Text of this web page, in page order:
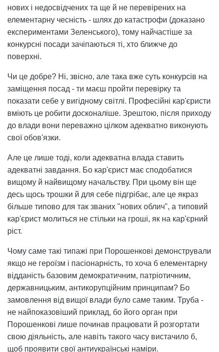
нових і недосвідчених та ще й не перевірених на
елементарну чесність - шлях до катастрофи (доказано
експериментами Зеленського), тому найчастіше за
конкурсні посади зачіпаються ті, хто ближче до
поверхні.
Чи це добре? Ні, звісно, але така вже суть конкурсів на
заміщення посад - ти маєш пройти перевірку та
показати себе у вигідному світлі. Професійні кар'єристи
вміють це робити досконаліше. Зрештою, після приходу
до влади вони переважно цілком адекватно виконують
свої обов'язки.
Але це лише тоді, коли адекватна влада ставить
адекватні завдання. Бо кар'єрист має сподобатися
вищому й найвищому начальству. При цьому він ще
десь щось трошки й для себе підгрібає, але це якраз
більше типово для так званих "нових облич", а типовий
кар'єрист молиться не стільки на гроші, як на кар'єрний
ріст.
Чому саме такі типажі при Порошенкові демонстрували
якщо не героїзм і пасіонарність, то хоча б елементарну
відданість базовим демократичним, патріотичним,
державницьким, антикорупційним принципам? Бо
замовлення від вищої влади було саме таким. Труба -
не найпоказовіший приклад, бо його орган при
Порошенкові лише починав працювати й розгортати
свою діяльність, але навіть такого часу вистачило б,
щоб проявити свої антиукраїнські наміри.